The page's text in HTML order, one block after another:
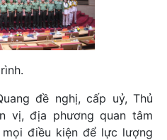
đề nghị, cấp uỷ, Thủ
vị, địa phương quan tâm
điều kiện để lực lượng